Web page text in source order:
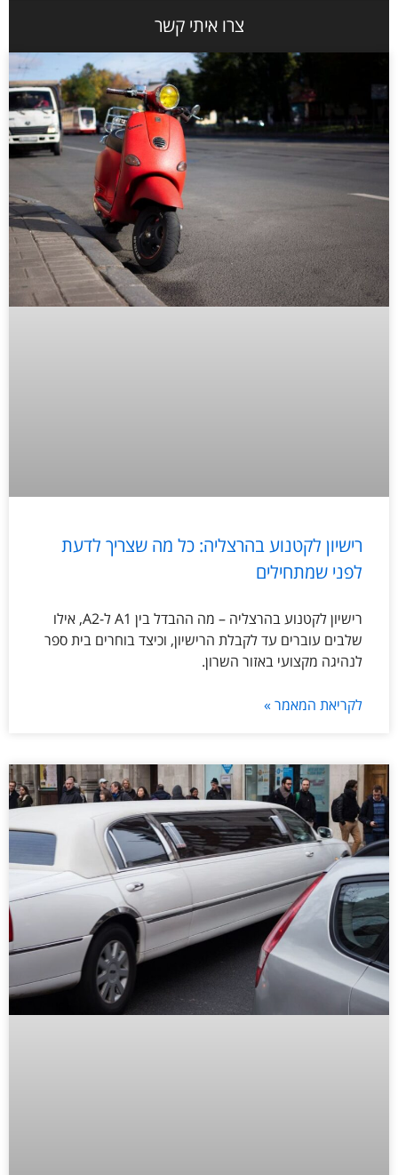
צרו איתי קשר
רישיון לקטנוע בהרצליה: כל מה שצריך לדעת
לפני שמתחילים
רישיון לקטנוע בהרצליה – מה ההבדל בין A1 ל-A2, אילו
שלבים עוברים עד לקבלת הרישיון, וכיצד בוחרים בית ספר
לנהיגה מקצועי באזור השרון.
לקריאת המאמר »